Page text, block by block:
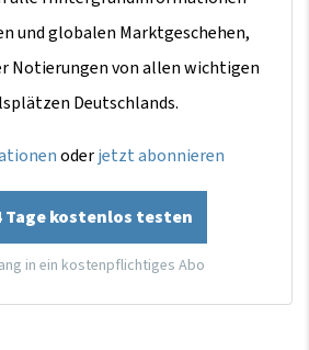
und globalen Marktgeschehen,
Notierungen von allen wichtigen
Deutschlands.
oderjetzt abonnieren
Tage kostenlos testen
in ein kostenpflichtiges Abo